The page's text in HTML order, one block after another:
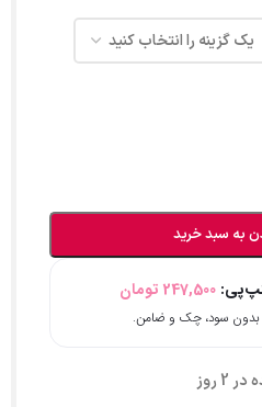
به سبد خرید
247,500 تومان
روز